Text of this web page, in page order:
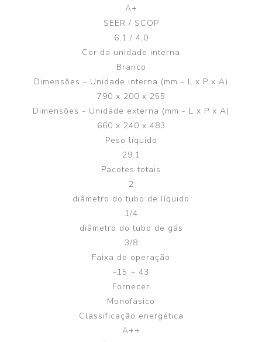
A+
SEER / SCOP
6,1 / 4,0
Cor da unidade interna
Branco
Dimensões - Unidade interna (mm - L x P x A)
790 x 200 x 255
Dimensões - Unidade externa (mm - L x P x A)
660 x 240 x 483
Peso líquido
29.1
Pacotes totais
2
diâmetro do tubo de líquido
1/4
diâmetro do tubo de gás
3/8
Faixa de operação
-15 ~ 43
Fornecer
Monofásico
Classificação energética
A++